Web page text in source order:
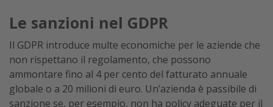
Le sanzioni nel GDPR
Il GDPR introduce multe economiche per le aziende che
non rispettano il regolamento, che possono
ammontare fino al 4 per cento del fatturato annuale
globale o a 20 milioni di euro. Un’azienda è passibile di
sanzione se, per esempio, non ha policy adeguate per il